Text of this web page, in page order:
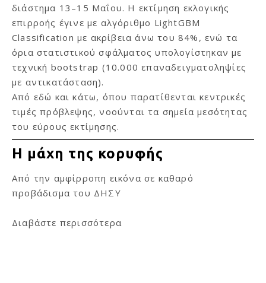
διάστημα 13–15 Μαΐου. Η εκτίμηση εκλογικής
επιρροής έγινε με αλγόριθμο LightGBM
Classification με ακρίβεια άνω του 84%, ενώ τα
όρια στατιστικού σφάλματος υπολογίστηκαν με
τεχνική bootstrap (10.000 επαναδειγματοληψίες
με αντικατάσταση).
Από εδώ και κάτω, όπου παρατίθενται κεντρικές
τιμές πρόβλεψης, νοούνται τα σημεία μεσότητας
του εύρους εκτίμησης.
Η μάχη της κορυφής
Από την αμφίρροπη εικόνα σε καθαρό
προβάδισμα του ΔΗΣΥ
Διαβάστε περισσότερα